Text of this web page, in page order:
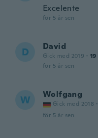
Excelente
för 5 år sen
D David
Gick med 2019 · 19
för 5 år sen
W Wolfgang
Gick med 2018 ·
för 5 år sen